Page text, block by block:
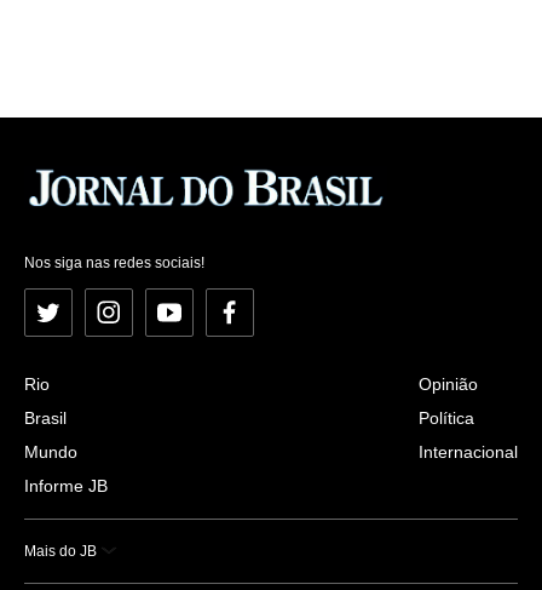
Nos siga nas redes sociais!
Twitter InstagramYouTubeFacebook
Rio
Brasil
Mundo
Informe JB
Opinião
Política
Internacional
Mais do JB